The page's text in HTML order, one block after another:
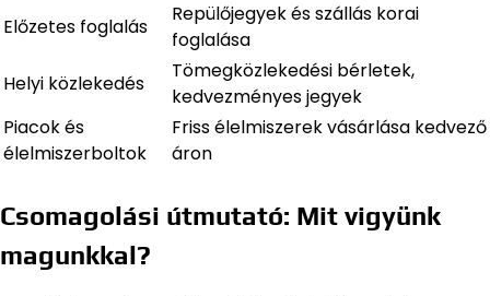
Előzetes foglalás
Repülőjegyek és szállás korai
foglalása
Helyi közlekedés
Tömegközlekedési bérletek,
kedvezményes jegyek
Piacok és
élelmiszerboltok
Friss élelmiszerek vásárlása kedvező
áron
Csomagolási útmutató: Mit vigyünk
magunkkal?